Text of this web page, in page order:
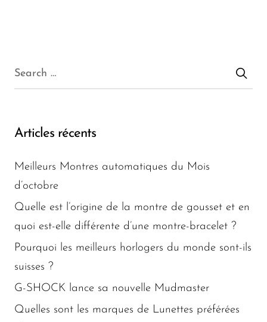
Articles récents
Meilleurs Montres automatiques du Mois
d’octobre
Quelle est l’origine de la montre de gousset et en
quoi est-elle différente d’une montre-bracelet ?
Pourquoi les meilleurs horlogers du monde sont-ils
suisses ?
G-SHOCK lance sa nouvelle Mudmaster
Quelles sont les marques de Lunettes préférées